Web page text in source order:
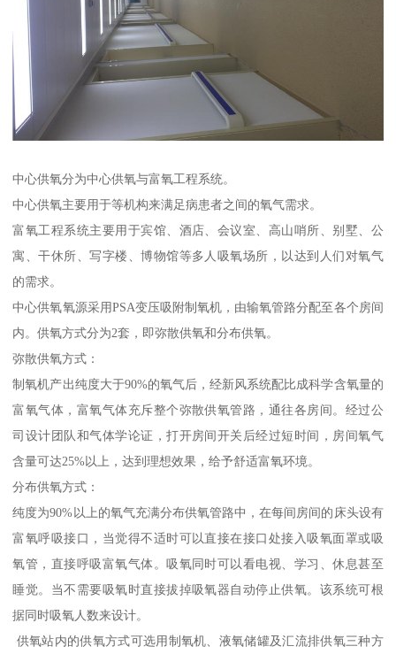
中心供氧分为中心供氧与富氧工程系统。
中心供氧主要用于等机构来满足病患者之间的氧气需求。
富氧工程系统主要用于宾馆、酒店、会议室、高山哨所、别墅、公
寓、干休所、写字楼、博物馆等多人吸氧场所，以达到人们对氧气
的需求。
中心供氧氧源采用PSA变压吸附制氧机，由输氧管路分配至各个房间
内。供氧方式分为2套，即弥散供氧和分布供氧。
弥散供氧方式：
制氧机产出纯度大于90%的氧气后，经新风系统配比成科学含氧量的
富氧气体，富氧气体充斥整个弥散供氧管路，通往各房间。经过公
司设计团队和气体学论证，打开房间开关后经过短时间，房间氧气
含量可达25%以上，达到理想效果，给予舒适富氧环境。
分布供氧方式：
纯度为90%以上的氧气充满分布供氧管路中，在每间房间的床头设有
富氧呼吸接口，当觉得不适时可以直接在接口处接入吸氧面罩或吸
氧管，直接呼吸富氧气体。吸氧同时可以看电视、学习、休息甚至
睡觉。当不需要吸氧时直接拔掉吸氧器自动停止供氧。该系统可根
据同时吸氧人数来设计。
供氧站内的供氧方式可选用制氧机、液氧储罐及汇流排供氧三种方